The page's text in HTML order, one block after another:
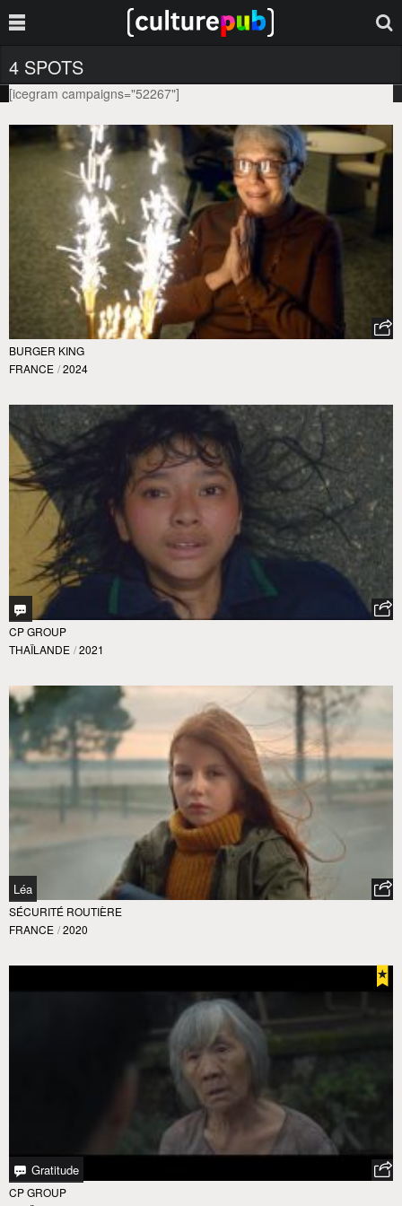
4 SPOTS
[icegram campaigns="52267"]
BURGER KING
FRANCE / 2024
CP GROUP
THAÏLANDE / 2021
Léa
SÉCURITÉ ROUTIÈRE
FRANCE / 2020
Gratitude
CP GROUP